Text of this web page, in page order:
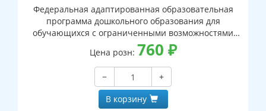
Федеральная адаптированная образовательная
программа дошкольного образования для
обучающихся с ограниченными возможностями
здоровья
Цена розн: 760 ₽
−
+
В корзину